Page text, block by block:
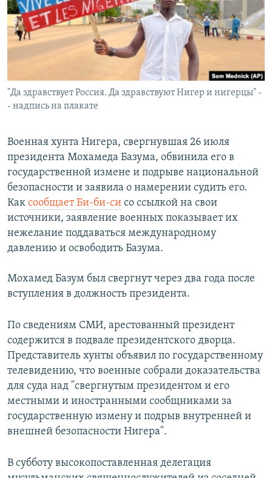
РАСПИСАНИЕ ВЕЩАНИЯ
ПОДПИШИТЕСЬ НА РАССЫЛКУ
Все сайты РСЕ/РС
"Да здравствует Россия. Да здравствуют Нигер и нигерцы" -
- надпись на плакате
Военная хунта Нигера, свергнувшая 26 июля
президента Мохамеда Базума, обвинила его в
государственной измене и подрыве национальной
безопасности и заявила о намерении судить его.
Как сообщает Би-би-си со ссылкой на свои
источники, заявление военных показывает их
нежелание поддаваться международному
давлению и освободить Базума.
Мохамед Базум был свергнут через два года после
вступления в должность президента.
По сведениям СМИ, арестованный президент
содержится в подвале президентского дворца.
Представитель хунты объявил по государственному
телевидению, что военные собрали доказательства
для суда над "свергнутым президентом и его
местными и иностранными сообщниками за
государственную измену и подрыв внутренней и
внешней безопасности Нигера".
В субботу высокопоставленная делегация